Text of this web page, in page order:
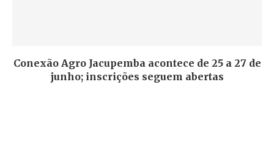
Conexão Agro Jacupemba acontece de 25 a 27 de
junho; inscrições seguem abertas